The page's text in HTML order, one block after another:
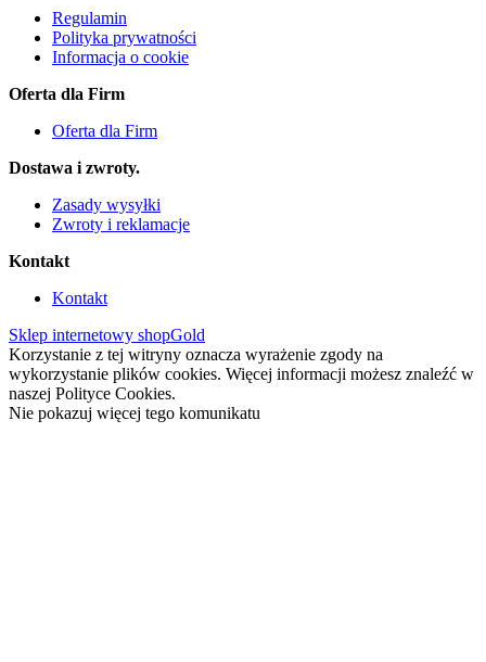
Regulamin
Polityka prywatności
Informacja o cookie
Oferta dla Firm
Oferta dla Firm
Dostawa i zwroty.
Zasady wysyłki
Zwroty i reklamacje
Kontakt
Kontakt
Sklep internetowy shopGold
Korzystanie z tej witryny oznacza wyrażenie zgody na
wykorzystanie plików cookies. Więcej informacji możesz znaleźć w
naszej Polityce Cookies.
Nie pokazuj więcej tego komunikatu